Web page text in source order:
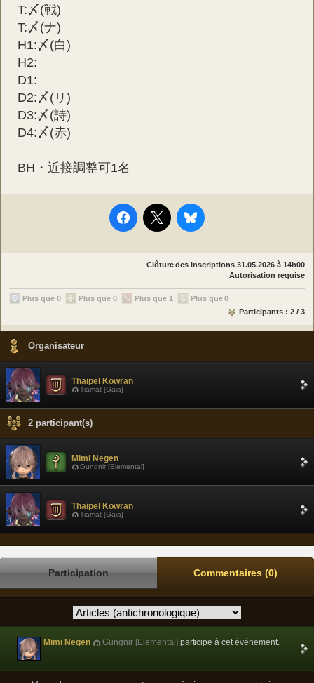
T:〆(戦)
T:〆(ナ)
H1:〆(白)
H2:
D1:
D2:〆(リ)
D3:〆(詩)
D4:〆(赤)
BH・近接調整可1名
Clôture des inscriptions31.05.2026 à 14h00
Autorisation requise
Plus que 0 Plus que 0 Plus que 1
Plus que 0
Participants : 2 / 3
Organisateur
Thaipel Kowran
Tiamat [Gaia]
2 participant(s)
Mimi Negen
Gungnir [Elemental]
Thaipel Kowran
Tiamat [Gaia]
Participation Commentaires (0)
Mimi Negen Gungnir [Elemental]participe à cet événement.